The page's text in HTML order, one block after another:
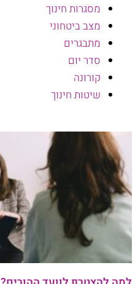
מסגרות חינוך
מצב ביטחוני
מתבגרים
סדר יום
קורונה
שיטות חינוך